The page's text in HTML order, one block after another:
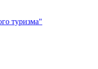
туризма"